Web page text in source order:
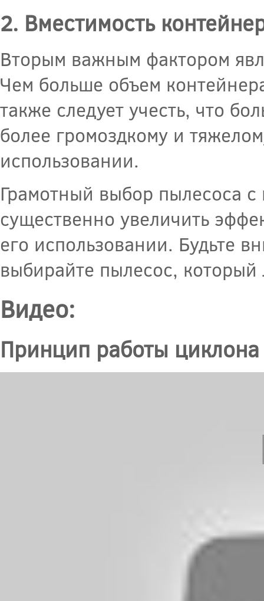
2. Вместимость
Вторым важным фактором
Чем больше объем
также следует учесть, что
более громоздкому и
использовании.
Грамотный выбор пылесоса
существенно увеличить
его использовании. Будьте
выбирайте пылесос,
Видео:
Принцип работы циклона